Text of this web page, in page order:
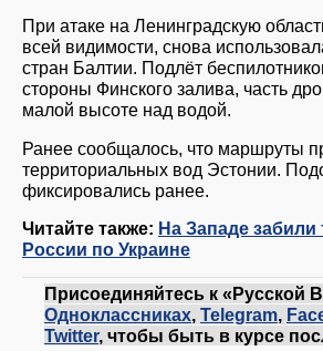
При атаке на Ленинградскую
всей видимости, снова
стран Балтии. Подлёт
стороны Финского залива, часть
малой высоте над водой.
Ранее сообщалось, что маршруты
территориальных вод Эстонии.
фиксировались ранее.
Читайте также: На Западе забили
России по Украине
Присоединяйтесь к «Русской
Одноклассниках, Telegram,
Twitter, чтобы быть в курсе